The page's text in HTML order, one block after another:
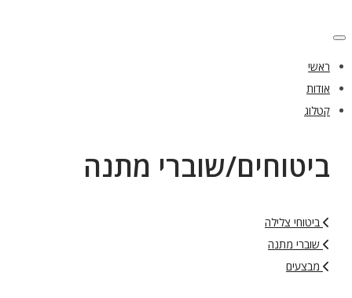
ראשי
אודות
קטלוג
ביטוחים/שוברי מתנה
ביטוחי צלילה
שוברי מתנה
מבצעים